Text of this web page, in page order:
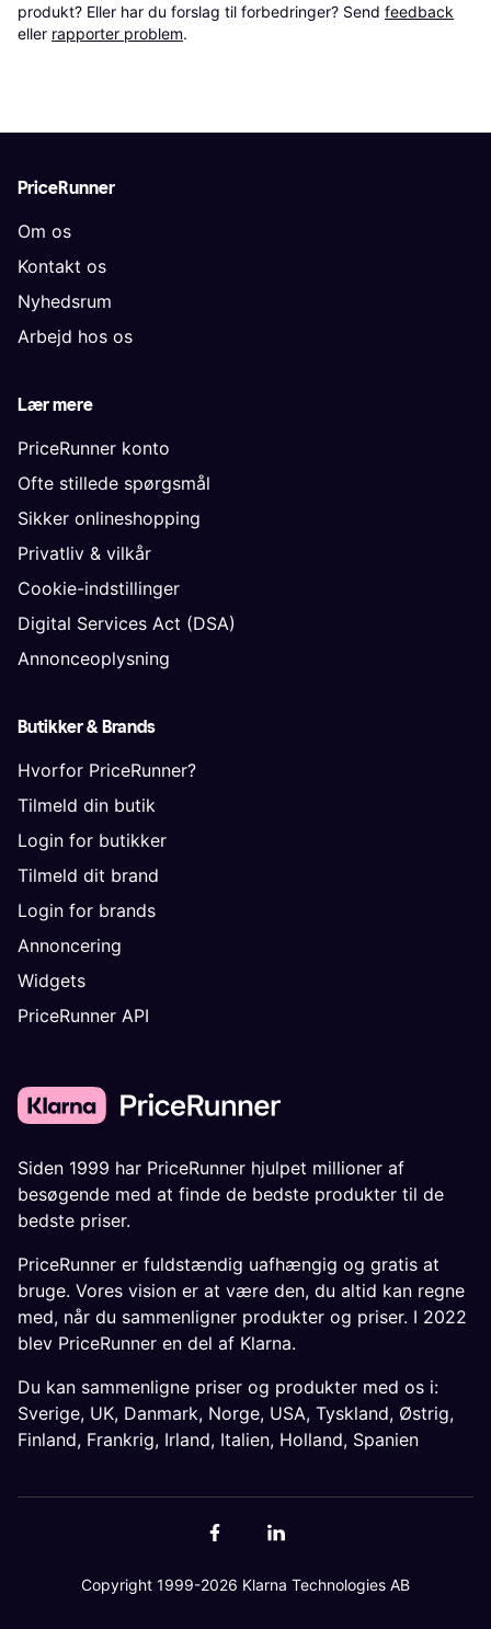
produkt? Eller har du forslag til forbedringer? Send feedback
eller rapporter problem.
PriceRunner
Om os
Kontakt os
Nyhedsrum
Arbejd hos os
Lær mere
PriceRunner konto
Ofte stillede spørgsmål
Sikker onlineshopping
Privatliv & vilkår
Cookie-indstillinger
Digital Services Act (DSA)
Annonceoplysning
Butikker & Brands
Hvorfor PriceRunner?
Tilmeld din butik
Login for butikker
Tilmeld dit brand
Login for brands
Annoncering
Widgets
PriceRunner API
Siden 1999 har PriceRunner hjulpet millioner af
besøgende med at finde de bedste produkter til de
bedste priser.
PriceRunner er fuldstændig uafhængig og gratis at
bruge. Vores vision er at være den, du altid kan regne
med, når du sammenligner produkter og priser. I 2022
blev PriceRunner en del af Klarna.
Du kan sammenligne priser og produkter med os i:
Sverige, UK, Danmark, Norge, USA, Tyskland, Østrig,
Finland, Frankrig, Irland, Italien, Holland, Spanien
Copyright 1999-2026 Klarna Technologies AB